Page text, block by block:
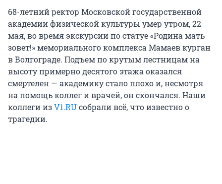
68-летний ректор Московской государственной
академии физической культуры умер утром, 22
мая, во время экскурсии по статуе «Родина мать
зовет!» мемориального комплекса Мамаев курган
в Волгограде. Подъем по крутым лестницам на
высоту примерно десятого этажа оказался
смертелен — академику стало плохо и, несмотря
на помощь коллег и врачей, он скончался. Наши
коллеги изV1.RUcобрали всё, что известно о
трагедии.